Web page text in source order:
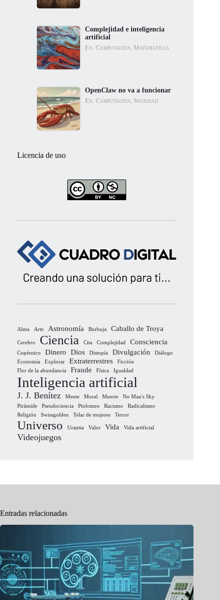
Complejidad e inteligencia
artificial
En: Computación, Matemáticas
OpenClaw no va a funcionar
En: Computación, Sociedad
Licencia de uso
Alma Arte Astronomía Burbuja Caballo de Troya
Cerebro Ciencia Cita Complejidad Consciencia
Copérnico Dinero Dios Distopía Divulgación
Diálogo
Economía
Explorar Extraterrestres
Ficción
Flor de la abundancia
Fraude Física Igualdad
Inteligencia artificial
J. J. Benítez Mente Moral Muerte
No Man's Sky
Pirámide
Pseudociencia Ptolomeo Racismo
Radicalismo
Religión
Swissgolden Telar de mujeres Terror
Universo Urantia Valor Vida Vida artificial
Videojuegos
Entradas relacionadas